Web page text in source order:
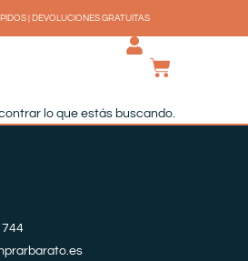
| DEVOLUCIONES GRATUITAS
lo que estás buscando.
744